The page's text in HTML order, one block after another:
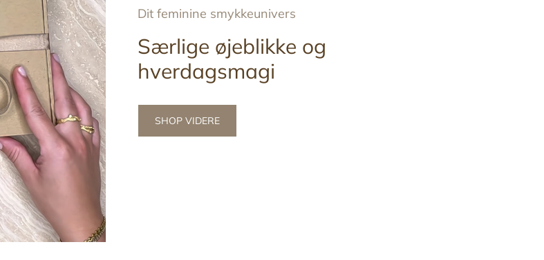
Dit feminine smykkeunivers
Særlige øjeblikke og
hverdagsmagi
SHOP VIDERE